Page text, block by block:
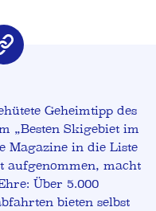
Geheimtipp des
„Besten Skigebiet im
Magazine in die Liste
aufgenommen, macht
Über 5.000
bieten selbst